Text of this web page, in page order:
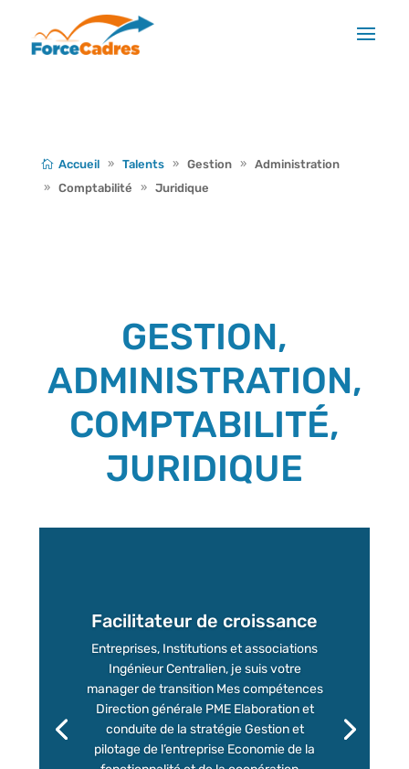
Accueil Talents Gestion
Administration
Comptabilité
Juridique
GESTION,
ADMINISTRATION,
COMPTABILITÉ,
JURIDIQUE
Facilitateur de croissance
Entreprises, Institutions et associations
Ingénieur Centralien, je suis votre
manager de transition Mes compétences
Direction générale PME Elaboration et
conduite de la stratégie Gestion et
pilotage de l’entreprise Economie de la